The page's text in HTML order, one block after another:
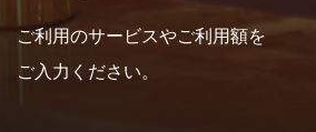
ご利用のサービスやご利用額を
ご入力ください。